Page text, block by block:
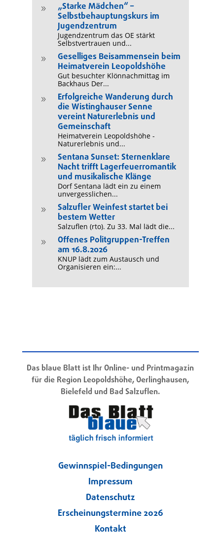
9
„Starke Mädchen“ –
Selbstbehauptungskurs im
Jugendzentrum
Jugendzentrum das OE stärkt
Selbstvertrauen und...
9
Geselliges Beisammensein beim
Heimatverein Leopoldshöhe
Gut besuchter Klönnachmittag im
Backhaus Der...
9
Erfolgreiche Wanderung durch
die Wistinghauser Senne
vereint Naturerlebnis und
Gemeinschaft
Heimatverein Leopoldshöhe -
Naturerlebnis und...
9
Sentana Sunset: Sternenklare
Nacht trifft Lagerfeuerromantik
und musikalische Klänge
Dorf Sentana lädt ein zu einem
unvergesslichen...
9
Salzufler Weinfest startet bei
bestem Wetter
Salzuflen (rto). Zu 33. Mal lädt die...
9
Offenes Politgruppen-Treffen
am 16.8.2026
KNUP lädt zum Austausch und
Organisieren ein:...
Das blaue Blatt ist Ihr Online- und Printmagazin
für die Region Leopoldshöhe, Oerlinghausen,
Bielefeld und Bad Salzuflen.
Gewinnspiel-Bedingungen
Impressum
Datenschutz
Erscheinungstermine 2026
Kontakt